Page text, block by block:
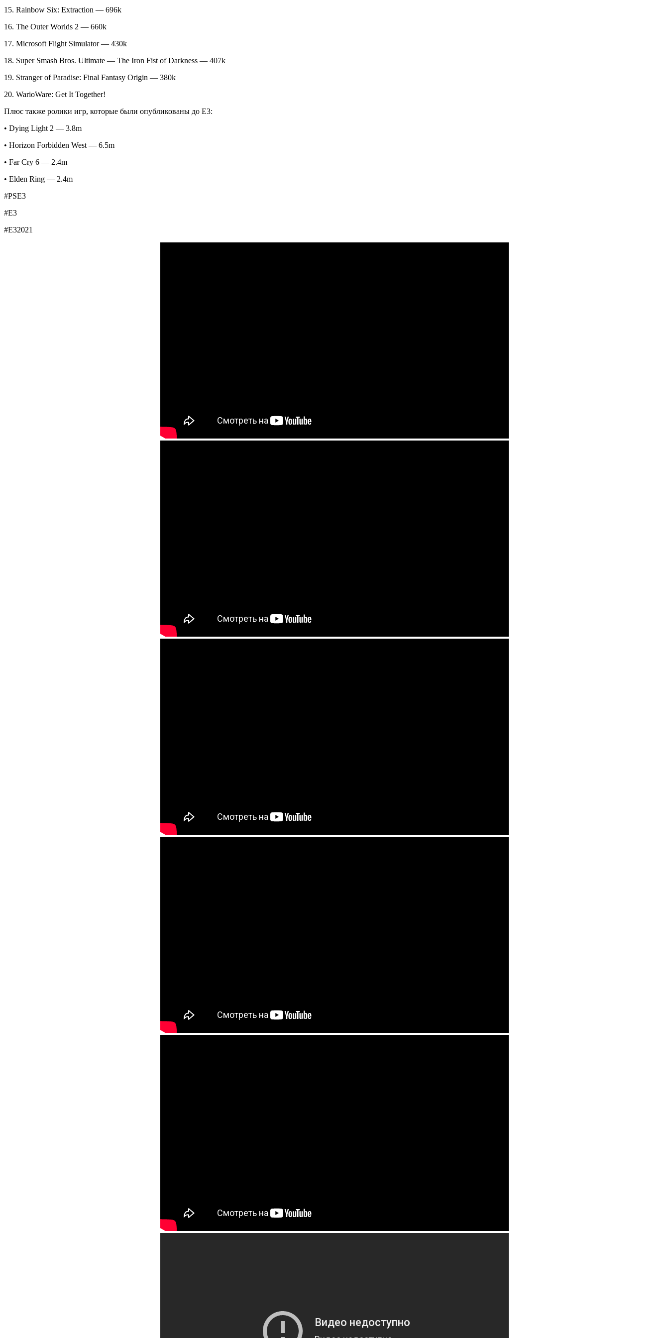
15. Rainbow Six: Extraction — 696k
16. The Outer Worlds 2 — 660k
17. Microsoft Flight Simulator — 430k
18. Super Smash Bros. Ultimate — The Iron Fist of Darkness — 407k
19. Stranger of Paradise: Final Fantasy Origin — 380k
20. WarioWare: Get It Together!
Плюс также ролики игр, которые были опубликованы до E3:
• Dying Light 2 — 3.8m
• Horizon Forbidden West — 6.5m
• Far Cry 6 — 2.4m
• Elden Ring — 2.4m
#PSE3
#E3
#E32021